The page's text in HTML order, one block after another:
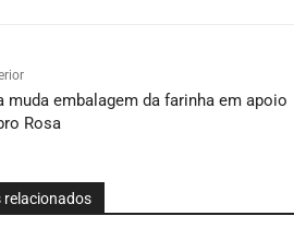
muda embalagem da farinha em apoio
Rosa
relacionados